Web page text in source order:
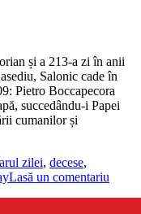
și a 213-a zi în anii
Salonic cade în
Pietro Boccapecora
succedându-i Papei
cumanilor și
zilei, decese,
Lasă un comentariu